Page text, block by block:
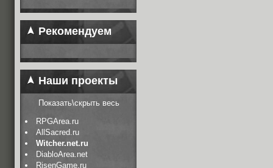
Рекомендуем
Наши проекты
Показать\скрыть весь
RPGArea.ru
AllSacred.ru
Witcher.net.ru
DiabloArea.net
RisenGame.ru